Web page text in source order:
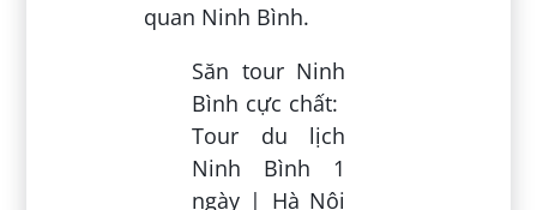
quan Ninh Bình.
​Săn tour Ninh
Bình cực chất: ​
Tour du lịch
Ninh Bình 1
ngày | Hà Nội